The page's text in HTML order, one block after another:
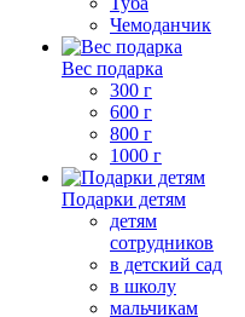
Чемоданчик
Вес подарка
300 г
600 г
800 г
1000 г
Подарки детям
детям
сотрудников
в детский сад
в школу
мальчикам